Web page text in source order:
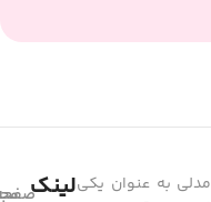
مدلی به عنوان یکیلینک